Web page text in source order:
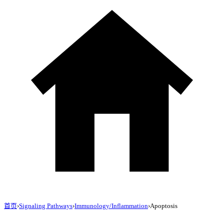
首页›Signaling Pathways›Immunology/Inflammation›Apoptosis